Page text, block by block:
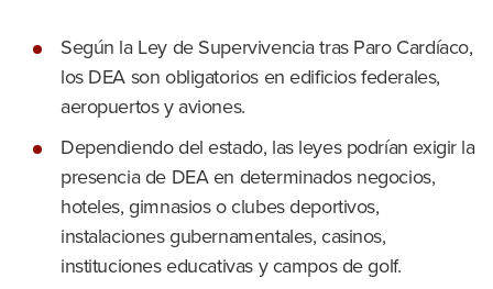
Según la Ley de Supervivencia tras Paro Cardíaco,
los DEA son obligatorios en edificios federales,
aeropuertos y aviones.
Dependiendo del estado, las leyes podrían exigir la
presencia de DEA en determinados negocios,
hoteles, gimnasios o clubes deportivos,
instalaciones gubernamentales, casinos,
instituciones educativas y campos de golf.